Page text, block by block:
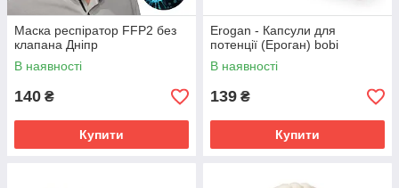
Маска респіратор FFP2 без
клапана Дніпр
В наявності
140 ₴
Купити
Erogan - Капсули для
потенції (Ероган) bobi
В наявності
139 ₴
Купити